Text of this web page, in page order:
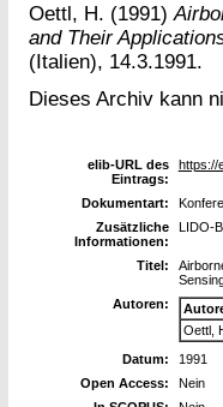
Oettl, H. (1991)
and Their
(Italien), 14.3.1991.
Dieses Archiv kann
elib-URL des
Eintrags:
https://
Dokumentart:
Zusätzliche
Informationen:
LIDO-
Titel:
Autoren:
Oettl,
Datum:
1991
Open Access:
Nein